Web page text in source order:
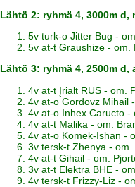
Lähtö 2: ryhmä 4, 3000m d,
5v turk-o Jitter Bug -
5v at-t Graushize - om.
Lähtö 3: ryhmä 4, 2500m d,
4v at-t Įrialt RUS - om.
4v at-o Gordovz Mihail
4v at-o Inhex Caructo -
4v at-t Malika - om.
4v at-o Komek-Ishan -
3v tersk-t Zhenya - om.
4v at-t Gihail - om.
3v at-t Elektra BHE -
4v tersk-t Frizzy-Liz -